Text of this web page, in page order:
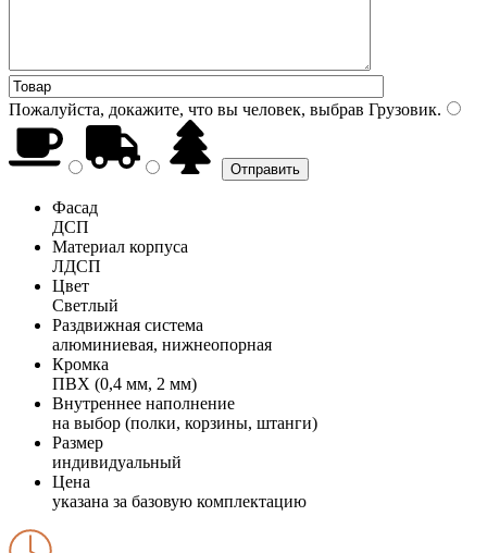
Пожалуйста, докажите, что вы человек, выбрав Грузовик.
Фасад
ДСП
Материал корпуса
ЛДСП
Цвет
Светлый
Раздвижная система
алюминиевая, нижнеопорная
Кромка
ПВХ (0,4 мм, 2 мм)
Внутреннее наполнение
на выбор (полки, корзины, штанги)
Размер
индивидуальный
Цена
указана за базовую комплектацию